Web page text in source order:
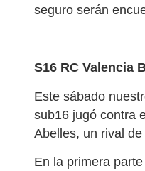
seguro serán
S16 RC Valencia
Este sábado
sub16 jugó contra
Abelles, un rival
En la primera